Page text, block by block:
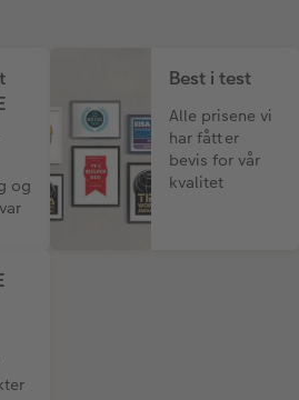
og
Best i test
Alle prisene vi
har fått er
bevis for vår
kvalitet